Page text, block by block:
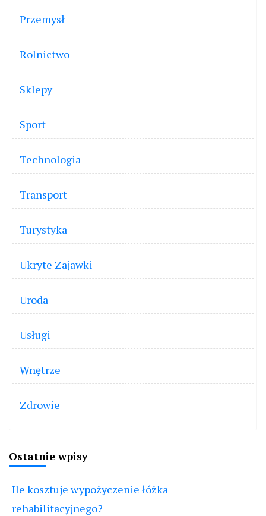
Przemysł
Rolnictwo
Sklepy
Sport
Technologia
Transport
Turystyka
Ukryte Zajawki
Uroda
Usługi
Wnętrze
Zdrowie
Ostatnie wpisy
Ile kosztuje wypożyczenie łóżka
rehabilitacyjnego?